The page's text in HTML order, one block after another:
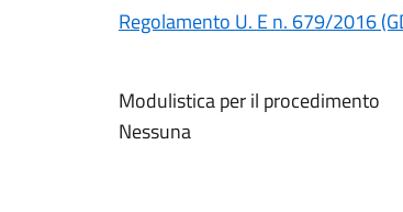
Regolamento U. E n. 679/2016
Modulistica per il procedimento
Nessuna